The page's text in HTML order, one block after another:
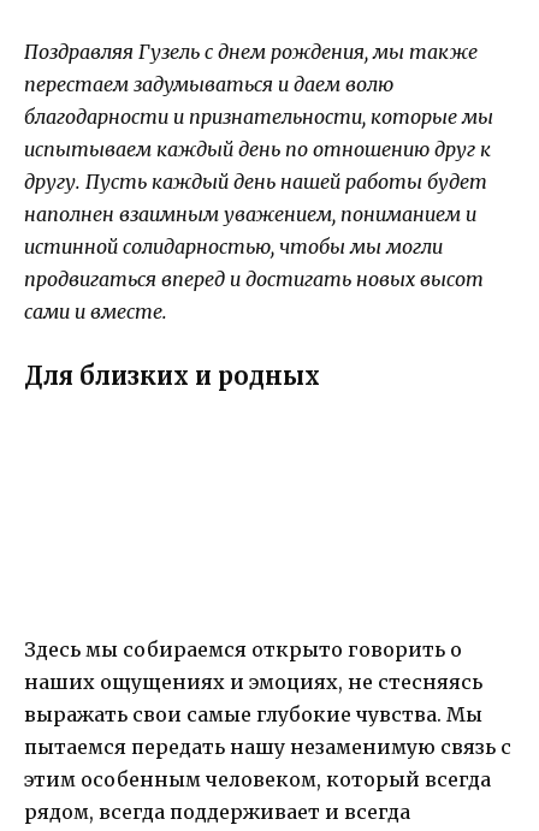
Поздравляя Гузель с днем рождения, мы также
перестаем задумываться и даем волю
благодарности и признательности, которые мы
испытываем каждый день по отношению друг к
другу. Пусть каждый день нашей работы будет
наполнен взаимным уважением, пониманием и
истинной солидарностью, чтобы мы могли
продвигаться вперед и достигать новых высот
сами и вместе.
Для близких и родных
Здесь мы собираемся открыто говорить о
наших ощущениях и эмоциях, не стесняясь
выражать свои самые глубокие чувства. Мы
пытаемся передать нашу незаменимую связь с
этим особенным человеком, который всегда
рядом, всегда поддерживает и всегда